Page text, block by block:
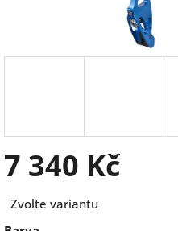
7 340 Kč
cena:
Zvolte variantu